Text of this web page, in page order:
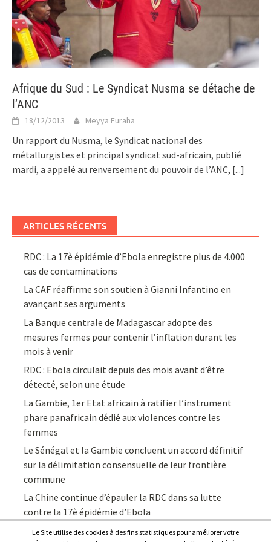
Afrique du Sud : Le Syndicat Nusma se détache de
l’ANC
18/12/2013 Meyya Furaha
Un rapport du Nusma, le Syndicat national des
métallurgistes et principal syndicat sud-africain, publié
mardi, a appelé au renversement du pouvoir de l’ANC, [...]
ARTICLES RÉCENTS
RDC : La 17è épidémie d’Ebola enregistre plus de 4.000
cas de contaminations
La CAF réaffirme son soutien à Gianni Infantino en
avançant ses arguments
La Banque centrale de Madagascar adopte des
mesures fermes pour contenir l’inflation durant les
mois à venir
RDC : Ebola circulait depuis des mois avant d’être
détecté, selon une étude
La Gambie, 1er Etat africain à ratifier l’instrument
phare panafricain dédié aux violences contre les
femmes
Le Sénégal et la Gambie concluent un accord définitif
sur la délimitation consensuelle de leur frontière
commune
La Chine continue d’épauler la RDC dans sa lutte
contre la 17è épidémie d’Ebola
Le Site utilise des cookies à des fins statistiques pour améliorer votre